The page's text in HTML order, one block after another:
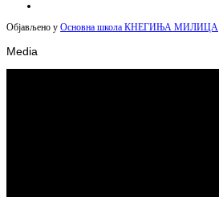
Објављено у Основна школа КНЕГИЊА МИЛИЦА
Media